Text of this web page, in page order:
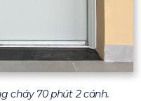
cháy 70 phút 2 cánh.